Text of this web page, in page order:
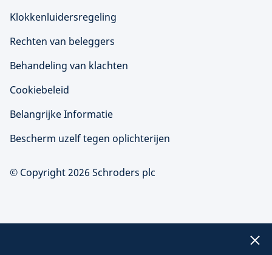
Klokkenluidersregeling
Rechten van beleggers
Behandeling van klachten
Cookiebeleid
Belangrijke Informatie
Bescherm uzelf tegen oplichterijen
© Copyright 2026 Schroders plc